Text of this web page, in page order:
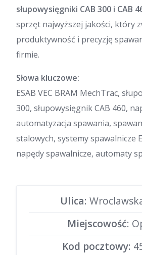
słupowysięgniki CAB 300 i CAB
sprzęt najwyższej jakości, który
produktywność i precyzję
firmie.
Słowa kluczowe:
ESAB VEC BRAM MechTrac,
300, słupowysięgnik CAB 460,
automatyzacja spawania,
stalowych, systemy spawalnicze
napędy spawalnicze, automaty
Ulica:
Miejscowość:
Kod pocztowy: